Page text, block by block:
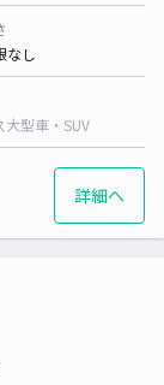
なし
大型車・SUV
詳細へ